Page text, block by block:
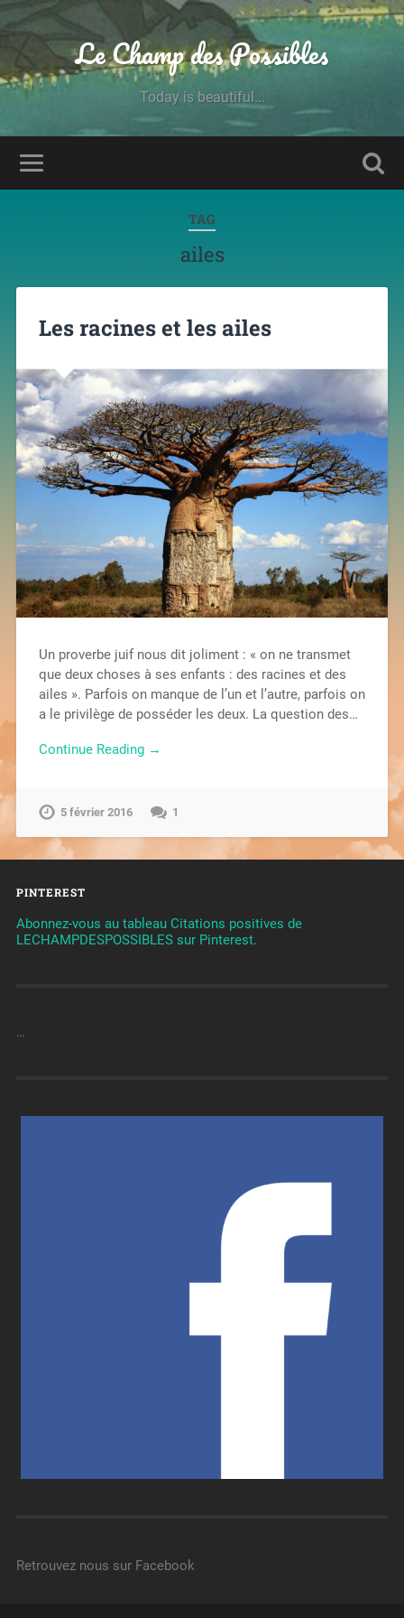
Le Champ des Possibles
Today is beautiful...
TAG
ailes
Les racines et les ailes
Un proverbe juif nous dit joliment : « on ne transmet
que deux choses à ses enfants : des racines et des
ailes ». Parfois on manque de l’un et l’autre, parfois on
a le privilège de posséder les deux. La question des…
Continue Reading →
5 février 2016 1
PINTEREST
Abonnez-vous au tableau Citations positives de
LECHAMPDESPOSSIBLES sur Pinterest.
…
Retrouvez nous sur Facebook